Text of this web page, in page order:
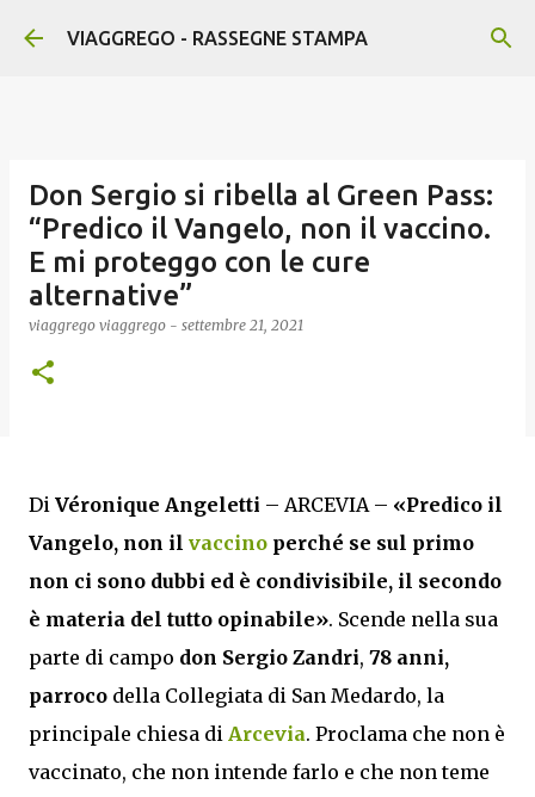
Passa ai contenuti principali
VIAGGREGO - RASSEGNE STAMPA
Don Sergio si ribella al Green Pass:
“Predico il Vangelo, non il vaccino.
E mi proteggo con le cure
alternative”
viaggrego viaggrego - settembre 21, 2021
Di Véronique Angeletti – ARCEVIA – «Predico il
Vangelo, non il vaccino perché se sul primo
non ci sono dubbi ed è condivisibile, il secondo
è materia del tutto opinabile». Scende nella sua
parte di campo don Sergio Zandri, 78 anni,
parroco della Collegiata di San Medardo, la
principale chiesa di Arcevia. Proclama che non è
vaccinato, che non intende farlo e che non teme